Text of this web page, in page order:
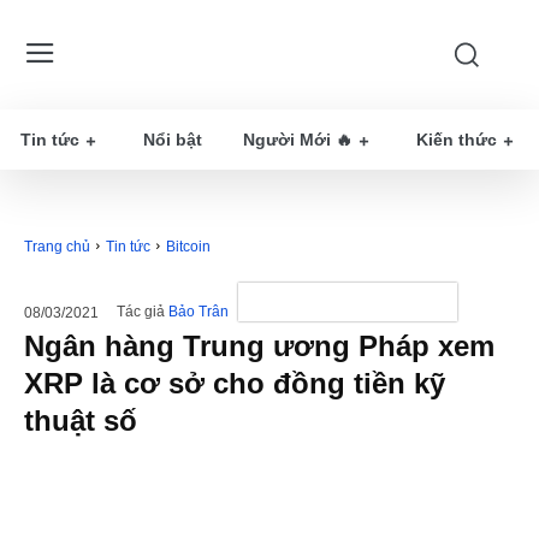
Tin tức Nổi bật Người Mới 🔥 Kiến thức
Trang chủ Tin tức Bitcoin
08/03/2021 Tác giả Bảo Trân
Ngân hàng Trung ương Pháp xem
XRP là cơ sở cho đồng tiền kỹ
thuật số